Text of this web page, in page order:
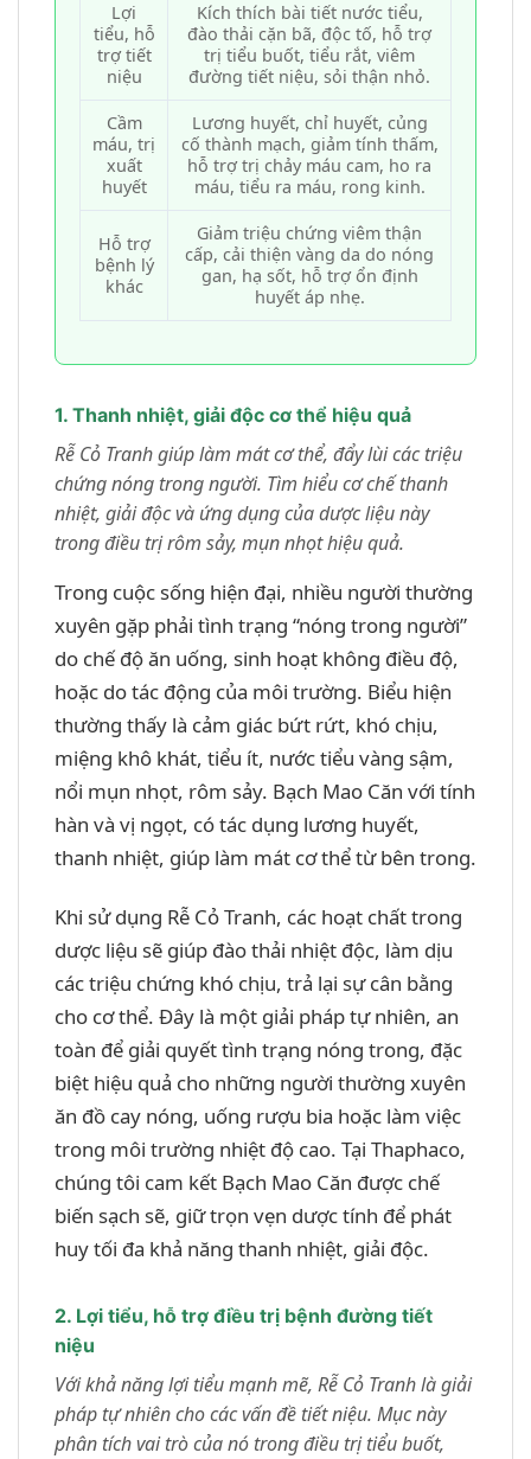
Lợi
tiểu, hỗ
trợ tiết
niệu
Kích thích bài tiết nước tiểu,
đào thải cặn bã, độc tố, hỗ trợ
trị tiểu buốt, tiểu rắt, viêm
đường tiết niệu, sỏi thận nhỏ.
Cầm
máu, trị
xuất
huyết
Lương huyết, chỉ huyết, củng
cố thành mạch, giảm tính thấm,
hỗ trợ trị chảy máu cam, ho ra
máu, tiểu ra máu, rong kinh.
Hỗ trợ
bệnh lý
khác
Giảm triệu chứng viêm thận
cấp, cải thiện vàng da do nóng
gan, hạ sốt, hỗ trợ ổn định
huyết áp nhẹ.
1. Thanh nhiệt, giải độc cơ thể hiệu quả
Rễ Cỏ Tranh giúp làm mát cơ thể, đẩy lùi các triệu
chứng nóng trong người. Tìm hiểu cơ chế thanh
nhiệt, giải độc và ứng dụng của dược liệu này
trong điều trị rôm sảy, mụn nhọt hiệu quả.
Trong cuộc sống hiện đại, nhiều người thường
xuyên gặp phải tình trạng “nóng trong người”
do chế độ ăn uống, sinh hoạt không điều độ,
hoặc do tác động của môi trường. Biểu hiện
thường thấy là cảm giác bứt rứt, khó chịu,
miệng khô khát, tiểu ít, nước tiểu vàng sậm,
nổi mụn nhọt, rôm sảy. Bạch Mao Căn với tính
hàn và vị ngọt, có tác dụng lương huyết,
thanh nhiệt, giúp làm mát cơ thể từ bên trong.
Khi sử dụng Rễ Cỏ Tranh, các hoạt chất trong
dược liệu sẽ giúp đào thải nhiệt độc, làm dịu
các triệu chứng khó chịu, trả lại sự cân bằng
cho cơ thể. Đây là một giải pháp tự nhiên, an
toàn để giải quyết tình trạng nóng trong, đặc
biệt hiệu quả cho những người thường xuyên
ăn đồ cay nóng, uống rượu bia hoặc làm việc
trong môi trường nhiệt độ cao. Tại Thaphaco,
chúng tôi cam kết Bạch Mao Căn được chế
biến sạch sẽ, giữ trọn vẹn dược tính để phát
huy tối đa khả năng thanh nhiệt, giải độc.
2. Lợi tiểu, hỗ trợ điều trị bệnh đường tiết
niệu
Với khả năng lợi tiểu mạnh mẽ, Rễ Cỏ Tranh là giải
pháp tự nhiên cho các vấn đề tiết niệu. Mục này
phân tích vai trò của nó trong điều trị tiểu buốt,